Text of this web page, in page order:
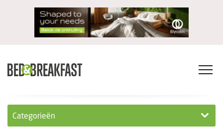
Categorieën